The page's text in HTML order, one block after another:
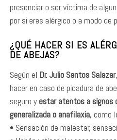
presenciar o ser víctima de
por si eres alérgico o a modo de
¿QUÉ HACER SI ES
DE ABEJAS?
Según el Dr. Julio Santos Salazar
hacer en caso de picadura de
seguro yestar atentos a signos
generalizada o anafilaxia, como
• Sensación de malestar,